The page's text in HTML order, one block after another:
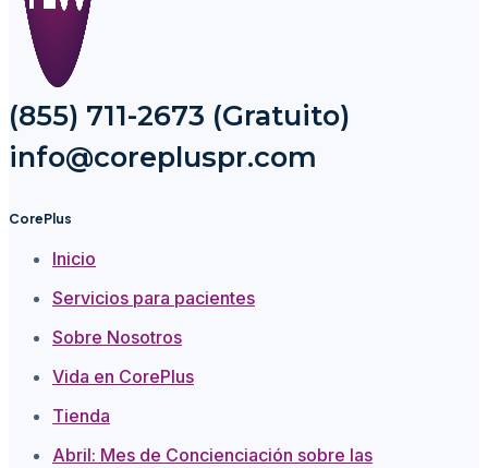
(855) 711-2673 (Gratuito)
info@corepluspr.com
CorePlus
Inicio
Servicios para pacientes
Sobre Nosotros
Vida en CorePlus
Tienda
Abril: Mes de Concienciación sobre las